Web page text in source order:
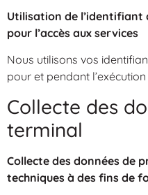
Utilisation de l’identifiant
pour l’accès aux services
Nous utilisons vos
pour et pendant
Collecte des
terminal
Collecte des données de
techniques à des fins de